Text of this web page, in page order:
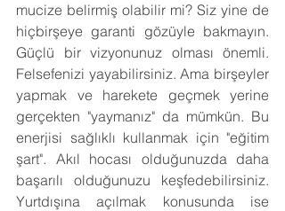
mucize belirmiş olabilir mi? Siz yine de
hiçbirşeye garanti gözüyle bakmayın.
Güçlü bir vizyonunuz olması önemli.
Felsefenizi yayabilirsiniz. Ama birşeyler
yapmak ve harekete geçmek yerine
gerçekten "yaymanız" da mümkün. Bu
enerjisi sağlıklı kullanmak için "eğitim
şart". Akıl hocası olduğunuzda daha
başarılı olduğunuzu keşfedebilirsiniz.
Yurtdışına açılmak konusunda ise